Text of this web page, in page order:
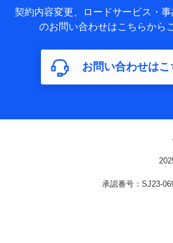
基本情報
氏名、電話番号、メールアドレス
属性、連絡先、dポイントサービス
構成、住所、dポイント残高、dポイ
含まれます。
利用情報
ご契約状態・ご利用履歴インター
関する情報、アプリケーション利
報、購入されたサービスや商品の
に関する情報、アンケートの回答
契約内容変更、ロードサービス・
のお問い合わせはこちらから
お問い合わせはこ